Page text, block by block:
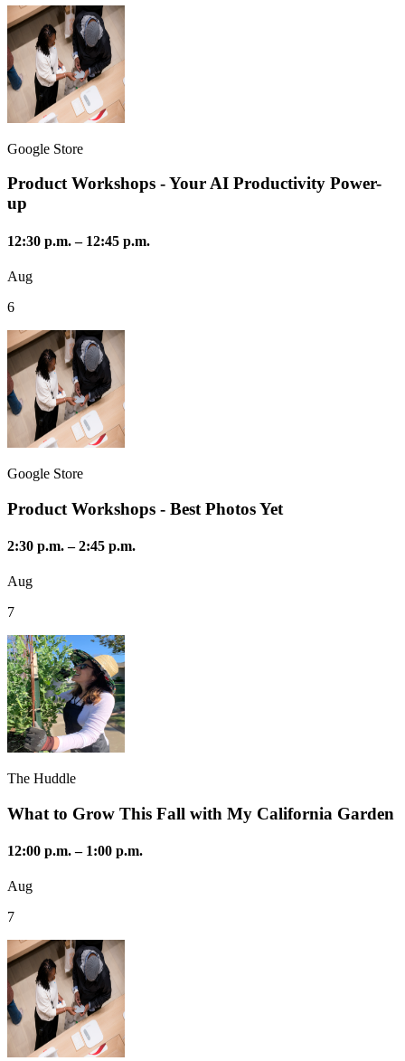
Google Store
Product Workshops - Your AI Productivity Power-
up
12:30 p.m.– 12:45 p.m.
Aug
6
Google Store
Product Workshops - Best Photos Yet
2:30 p.m.–2:45 p.m.
Aug
7
The Huddle
What to Grow This Fall with My California Garden
12:00 p.m.– 1:00 p.m.
Aug
7